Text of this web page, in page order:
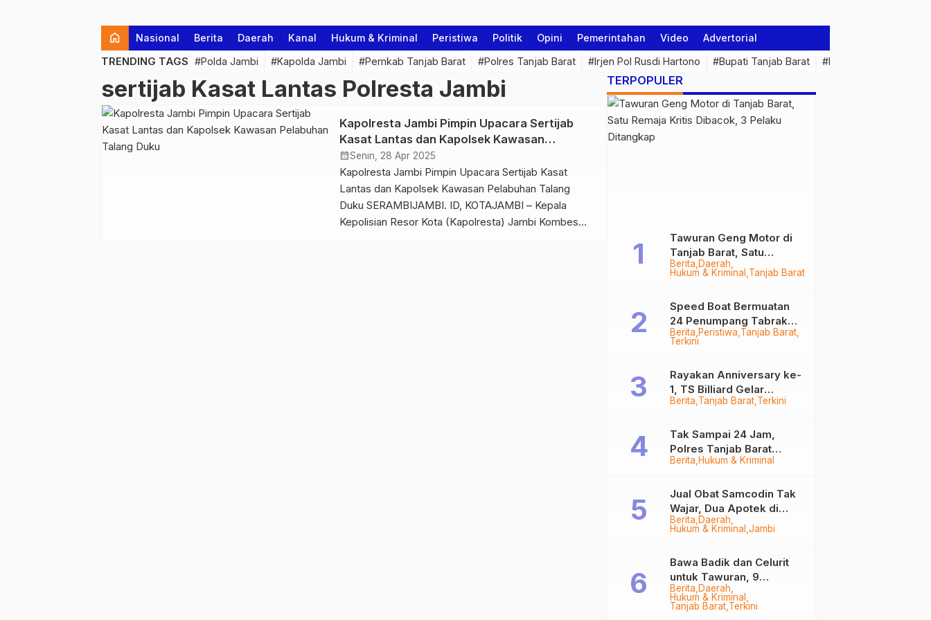
home Nasional Berita Daerah Kanal Hukum & Kriminal Peristiwa Politik Opini Pemerintahan Video Advertorial
TRENDING TAGS #Polda Jambi #Kapolda Jambi #Pemkab Tanjab Barat #Polres Tanjab Barat #Irjen Pol Rusdi Hartono #Bupati Tanjab Barat #Pemprov Jambi
sertijab Kasat Lantas Polresta Jambi
Kapolresta Jambi Pimpin Upacara Sertijab
Kasat Lantas dan Kapolsek Kawasan
Pelabuhan Talang Duku
calendar_monthSenin, 28 Apr 2025
Kapolresta Jambi Pimpin Upacara Sertijab Kasat
Lantas dan Kapolsek Kawasan Pelabuhan Talang
Duku SERAMBIJAMBI. ID, KOTAJAMBI – Kepala
Kepolisian Resor Kota (Kapolresta) Jambi Kombes
TERPOPULER
Berita Daerah
Hukum & Kriminal Tanjab Barat
Tawuran Geng Motor di
Tanjab Barat, Satu
Remaja Kritis Dibacok, 3
Pelaku Ditangkap
Berita Peristiwa Tanjab Barat
Terkini
Speed Boat Bermuatan
24 Penumpang Tabrak
Togok di Kuala Tungkal,
Berita Tanjab Barat Terkini
Rayakan Anniversary ke-
1, TS Billiard Gelar
Turnamen 9 Ball
Berita Hukum & Kriminal
Tak Sampai 24 Jam,
Polres Tanjab Barat
Ringkus Komplotan
Tungkal
Berita Daerah
Hukum & Kriminal Jambi
Jual Obat Samcodin Tak
Wajar, Dua Apotek di
Tanjab Barat Disegel
Berita Daerah
Hukum & Kriminal
Tanjab Barat Terkini
Bawa Badik dan Celurit
untuk Tawuran, 9
Anggota Geng Motor di
Tanjab Barat Diringkus